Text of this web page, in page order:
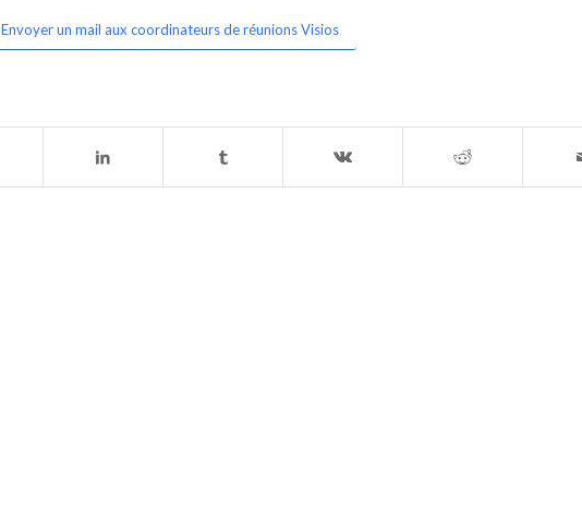
Envoyer un mail aux coordinateurs de réunions Visios